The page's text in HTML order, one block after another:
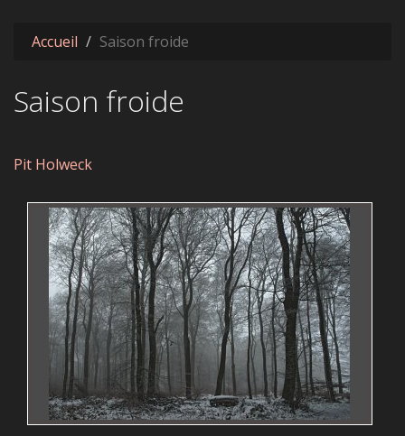
Accueil Saison froide
Saison froide
Pit Holweck